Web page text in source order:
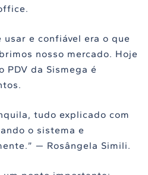
e confiável era o que
nosso mercado. Hoje
PDV da Sismega é
tudo explicado com
o sistema e
— Rosângela Simili.